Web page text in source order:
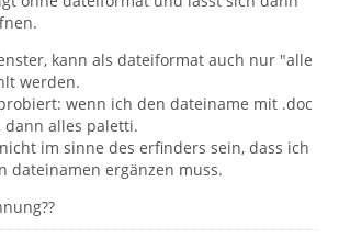
kann als dateiformat auch nur "alle
werden.
wenn ich den dateiname mit .doc
dann alles paletti.
im sinne des erfinders sein, dass ich
dateinamen ergänzen muss.